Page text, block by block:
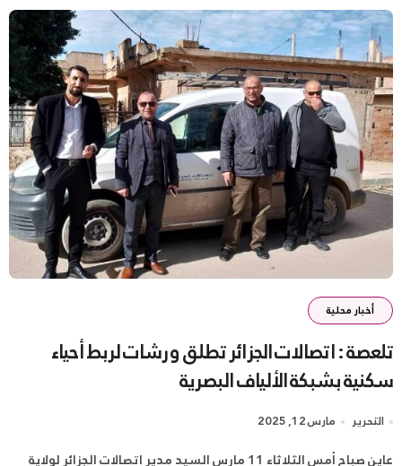
أخبار محلية
تلعصة : اتصالات الجزائر تطلق ورشات لربط أحياء
سكنية بشبكة الألياف البصرية
التحرير مارس 12, 2025
عاين صباح أمس الثلاثاء 11 مارس السيد مدير اتصالات الجزائر لولاية